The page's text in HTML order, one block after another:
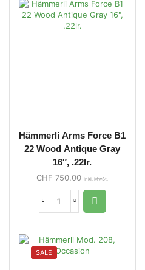
Hämmerli Arms Force B1
22 Wood Antique Gray
16″, .22lr.
CHF 750.00 inkl. MwSt.
SALE